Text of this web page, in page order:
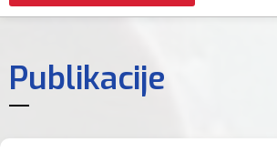
Publikacije